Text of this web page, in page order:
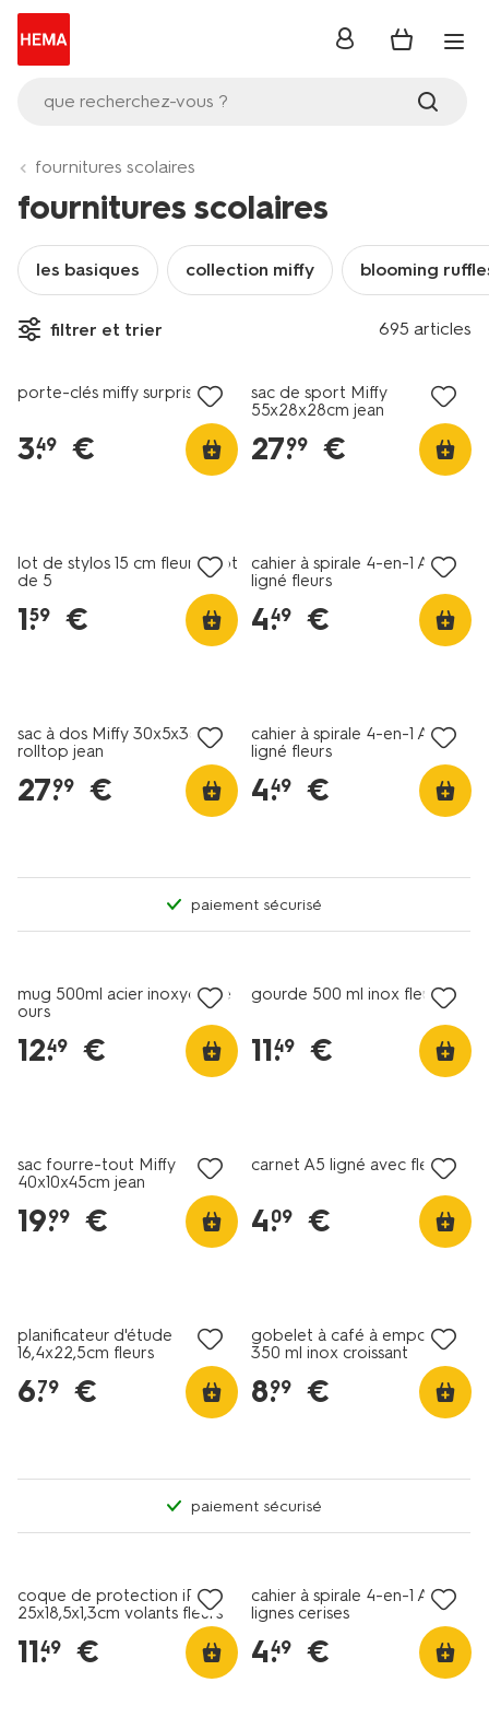
que recherchez-vous ?
se
fournitures scolaires
fournitures scolaires
les basiques collection miffy blooming
filtrer et trier 695 articles
nouveau
porte-clés miffy surprise
3.
49 €
sac de sport Miffy
55x28x28cm jean
27.
99 €
lot de stylos 15 cm fleurs - lot
de 5
1.
59 €
cahier à spirale 4-en-1 A4
ligné fleurs
4.
49 €
sac à dos Miffy 30x5x36cm
rolltop jean
27.
99 €
cahier à spirale 4-en-1 A5
ligné fleurs
4.
49 €
paiement sécurisé
mug 500ml acier inoxydable
ours
12.
49 €
gourde 500 ml inox fleurs
11.
49 €
sac fourre-tout Miffy
40x10x45cm jean
19.
99 €
carnet A5 ligné avec fleurs
4.
09 €
planificateur d'étude
16,4x22,5cm fleurs
6.
79 €
gobelet à café à emporter
350 ml inox croissant
8.
99 €
paiement sécurisé
coque de protection iPad
25x18,5x1,3cm volants fleurs
11.
49 €
cahier à spirale 4-en-1 A4
lignes cerises
4.
49 €